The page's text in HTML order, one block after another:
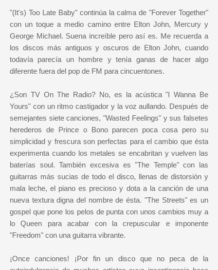
"(It's) Too Late Baby" continúa la calma de "Forever Together"
con un toque a medio camino entre Elton John, Mercury y
George Michael. Suena increíble pero así es. Me recuerda a
los discos más antiguos y oscuros de Elton John, cuando
todavía parecía un hombre y tenía ganas de hacer algo
diferente fuera del pop de FM para cincuentones.
¿Son TV On The Radio? No, es la acústica "I Wanna Be
Yours" con un ritmo castigador y la voz aullando. Después de
semejantes siete canciones, "Wasted Feelings" y sus falsetes
herederos de Prince o Bono parecen poca cosa pero su
simplicidad y frescura son perfectas para el cambio que ésta
experimenta cuando los metales se encabritan y vuelven las
baterías soul. También excesiva es "The Temple" con las
guitarras más sucias de todo el disco, llenas de distorsión y
mala leche, el piano es precioso y dota a la canción de una
nueva textura digna del nombre de ésta. "The Streets" es un
gospel que pone los pelos de punta con unos cambios muy a
lo Queen para acabar con la crepuscular e imponente
"Freedom" con una guitarra vibrante.
¡Once canciones! ¡Por fin un disco que no peca de la